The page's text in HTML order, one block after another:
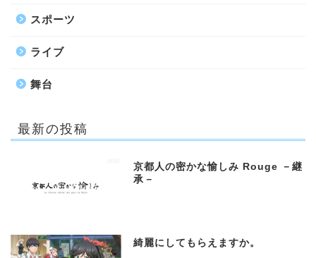
スポーツ
ライブ
舞台
最新の投稿
京都人の密かな愉しみ Rouge －継
承－
綺麗にしてもらえますか。